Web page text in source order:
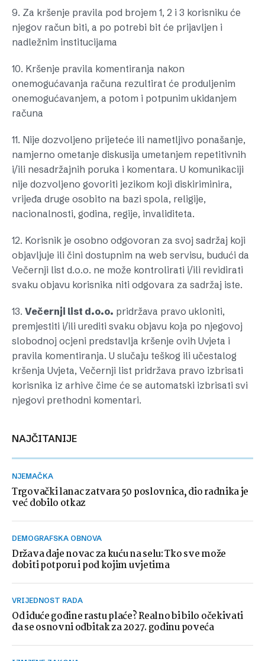
9. Za kršenje pravila pod brojem 1, 2 i 3 korisniku će
njegov račun biti, a po potrebi bit će prijavljen i
nadležnim institucijama
10. Kršenje pravila komentiranja nakon
onemogućavanja računa rezultirat će produljenim
onemogućavanjem, a potom i potpunim ukidanjem
računa
11. Nije dozvoljeno prijeteće ili nametljivo ponašanje,
namjerno ometanje diskusija umetanjem repetitivnih
i/ili nesadržajnih poruka i komentara. U komunikaciji
nije dozvoljeno govoriti jezikom koji diskiriminira,
vrijeđa druge osobito na bazi spola, religije,
nacionalnosti, godina, regije, invaliditeta.
12. Korisnik je osobno odgovoran za svoj sadržaj koji
objavljuje ili čini dostupnim na web servisu, budući da
Večernji list d.o.o. ne može kontrolirati i/ili revidirati
svaku objavu korisnika niti odgovara za sadržaj iste.
13. Večernji list d.o.o. pridržava pravo ukloniti,
premjestiti i/ili urediti svaku objavu koja po njegovoj
slobodnoj ocjeni predstavlja kršenje ovih Uvjeta i
pravila komentiranja. U slučaju teškog ili učestalog
kršenja Uvjeta, Večernji list pridržava pravo izbrisati
korisnika iz arhive čime će se automatski izbrisati svi
njegovi prethodni komentari.
NAJČITANIJE
NJEMAČKA
Trgovački lanac zatvara 50 poslovnica, dio radnika je
već dobilo otkaz
DEMOGRAFSKA OBNOVA
Država daje novac za kuću na selu: Tko sve može
dobiti potporu i pod kojim uvjetima
VRIJEDNOST RADA
Od iduće godine rastu plaće? Realno bi bilo očekivati
da se osnovni odbitak za 2027. godinu poveća